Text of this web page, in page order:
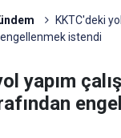
KKTC'deki
istendi
yapım